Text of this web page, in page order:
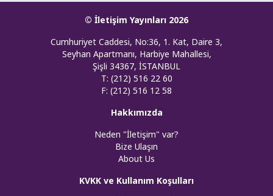
© İletişim Yayınları 2026
Cumhuriyet Caddesi, No:36, 1. Kat, Daire 3,
Seyhan Apartmanı, Harbiye Mahallesi,
Şişli 34367, İSTANBUL
T: (212) 516 22 60
F: (212) 516 12 58
Hakkımızda
Neden "İletişim" var?
Bize Ulaşın
About Us
KVKK ve Kullanım Koşulları